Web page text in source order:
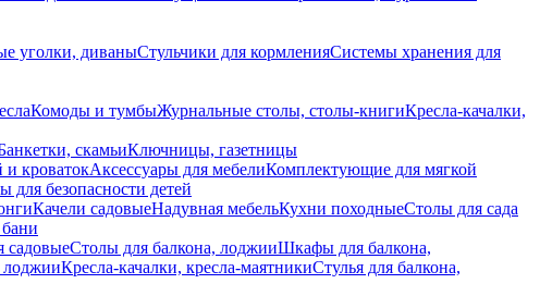
уголки, диваныСтульчики для кормленияСистемы хранения для
Комоды и тумбыЖурнальные столы, столы-книгиКресла-качалки,
скамьиКлючницы, газетницы
кроватокАксессуары для мебелиКомплектующие для мягкой
для безопасности детей
Качели садовыеНадувная мебельКухни походныеСтолы для сада
садовыеСтолы для балкона, лоджииШкафы для балкона,
лоджииКресла-качалки, кресла-маятникиСтулья для балкона,